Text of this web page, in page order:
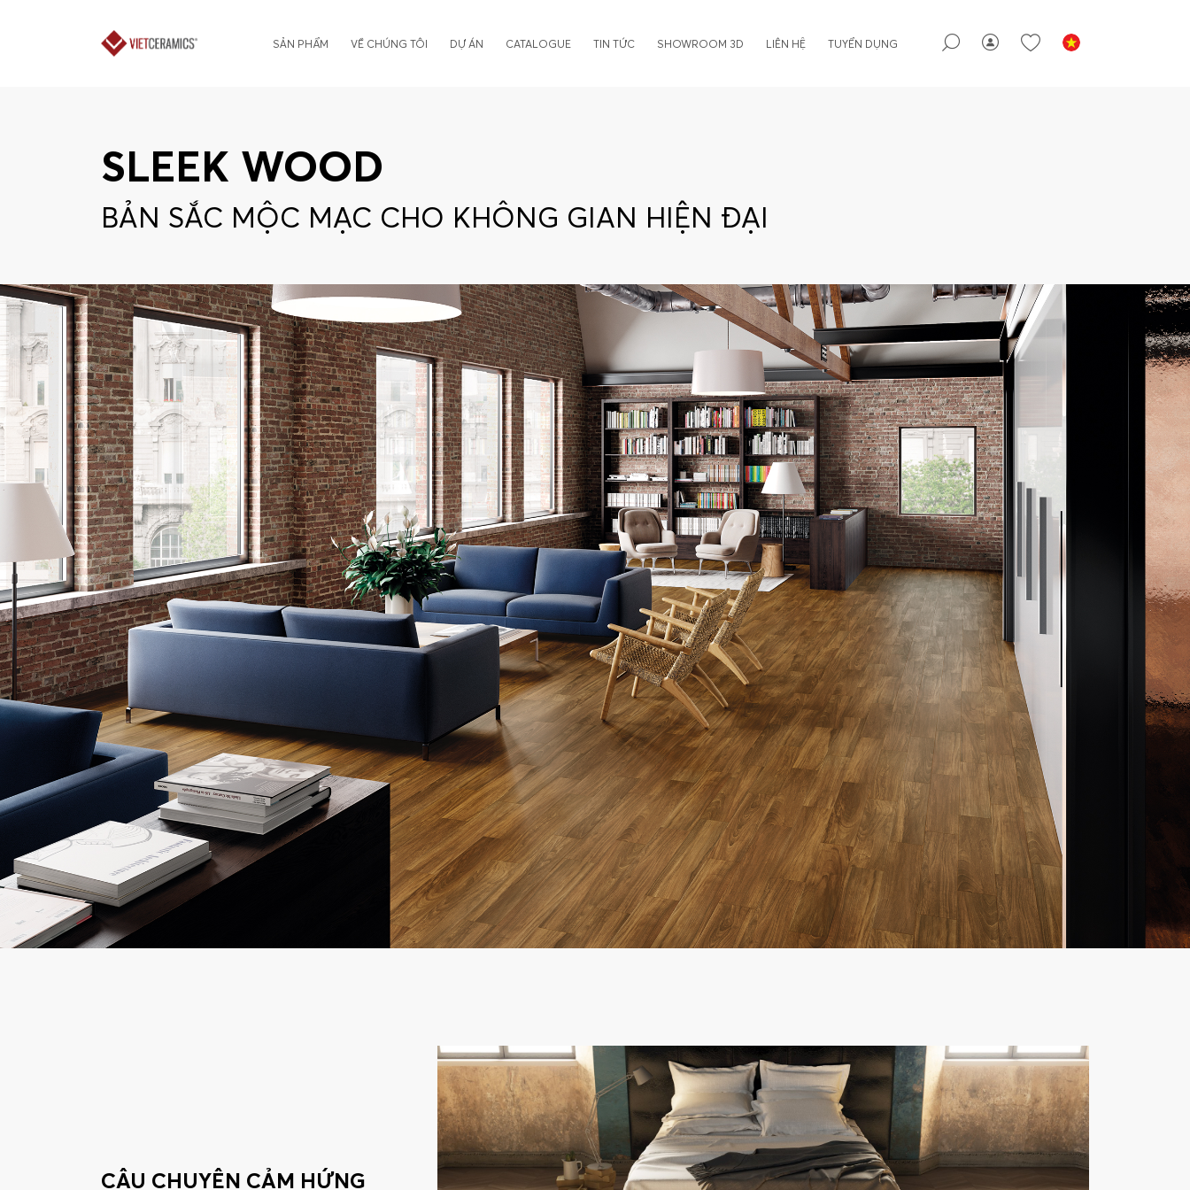
SẢN PHẨM VỀ CHÚNG TÔI DỰ ÁN CATALOGUE TIN TỨC SHOWROOM 3D LIÊN HỆ TUYỂN DỤNG
SLEEK WOOD
BẢN SẮC MỘC MẠC CHO KHÔNG GIAN HIỆN ĐẠI
CÂU CHUYỆN CẢM HỨNG